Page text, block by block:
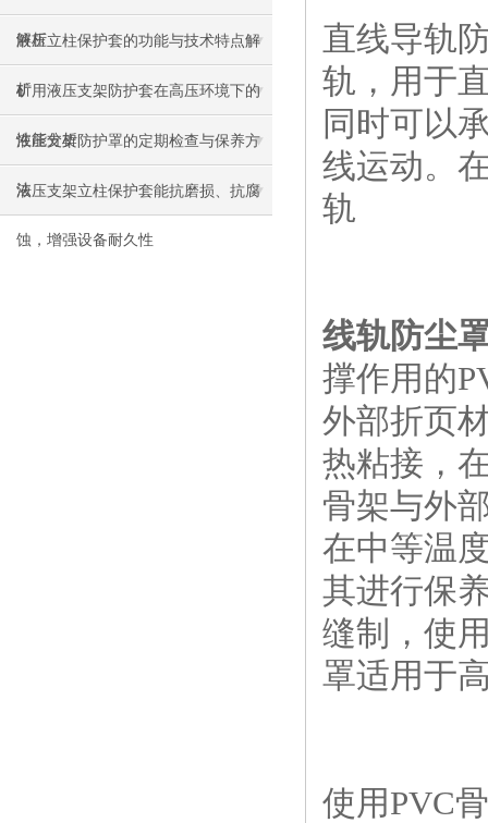
解析
液压立柱保护套的功能与技术特点解
析
矿用液压支架防护套在高压环境下的
性能分析
液压支架防护罩的定期检查与保养方
法
液压支架立柱保护套能抗磨损、抗腐
蚀，增强设备耐久性
直线导轨
轨，用于
同时可以
线运动。
轨
线轨防尘
撑作用的
外部折页
热粘接，
骨架与外
在中等温
其进行保
缝制，使
罩适用于
使用PVC